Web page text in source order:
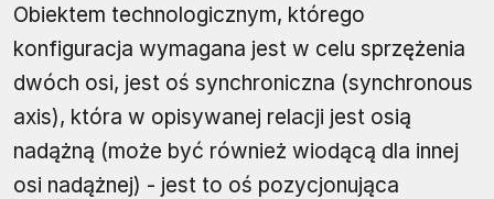
Obiektem technologicznym, którego
konfiguracja wymagana jest w celu sprzężenia
dwóch osi, jest oś synchroniczna (synchronous
axis), która w opisywanej relacji jest osią
nadążną (może być również wiodącą dla innej
osi nadążnej) - jest to oś pozycjonująca